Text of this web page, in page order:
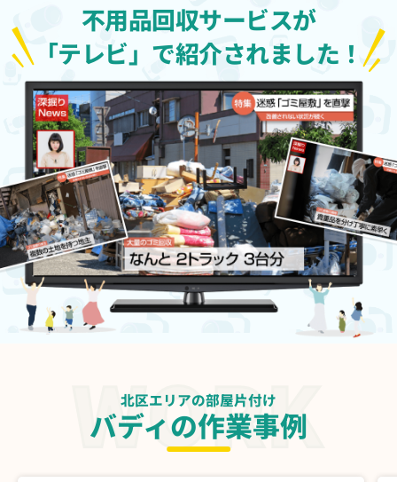
不用品回収サービスが
「テレビ」で紹介されました！
北区エリアの部屋片付け
バディの作業事例